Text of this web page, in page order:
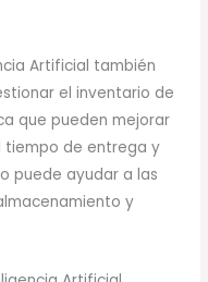
Artificial también
el inventario de
que pueden mejorar
tiempo de entrega y
puede ayudar a las
y